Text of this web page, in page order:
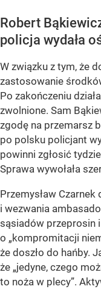
Robert
policja wydała
W związku z tym, że
zastosowanie
Po zakończeniu
zwolnione. Sam
zgodę na przemarsz
po polsku policjant
powinni zgłosić
Sprawa wywołała
Przemysław
i wezwania
sąsiadów przeprosin
o „kompromitacji
że doszło do hańby.
że „jedyne, czego
to noża w plecy”.